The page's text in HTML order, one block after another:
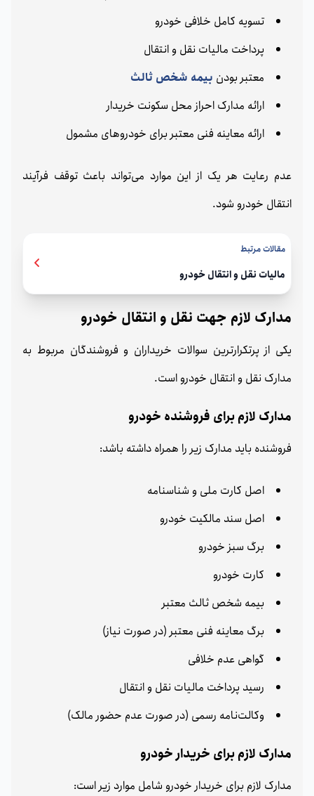
تسویه کامل خلافی خودرو
پرداخت مالیات نقل و انتقال
معتبر بودن بیمه شخص ثالث
ارائه مدارک احراز محل سکونت خریدار
ارائه معاینه فنی معتبر برای خودروهای مشمول
عدم رعایت هر یک از این موارد می‌تواند باعث توقف فرآیند
انتقال خودرو شود.
مقالات مرتبط
مالیات نقل و انتقال خودرو
مدارک لازم جهت نقل و انتقال خودرو
یکی از پرتکرارترین سوالات خریداران و فروشندگان مربوط به
مدارک نقل و انتقال خودرو است.
مدارک لازم برای فروشنده خودرو
فروشنده باید مدارک زیر را همراه داشته باشد:
اصل کارت ملی و شناسنامه
اصل سند مالکیت خودرو
برگ سبز خودرو
کارت خودرو
بیمه شخص ثالث معتبر
برگ معاینه فنی معتبر (در صورت نیاز)
گواهی عدم خلافی
رسید پرداخت مالیات نقل و انتقال
وکالت‌نامه رسمی (در صورت عدم حضور مالک)
مدارک لازم برای خریدار خودرو
مدارک لازم برای خریدار خودرو شامل موارد زیر است: